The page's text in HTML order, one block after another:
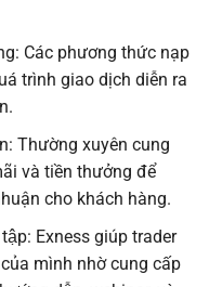
Các phương thức nạp
trình giao dịch diễn ra
Thường xuyên cung
và tiền thưởng để
cho khách hàng.
Exness giúp trader
mình nhờ cung cấp